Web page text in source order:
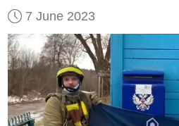
7 June 2023